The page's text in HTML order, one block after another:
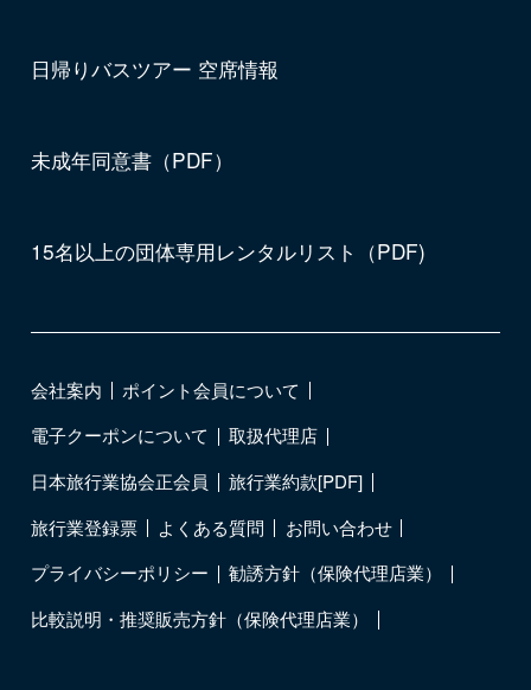
日帰りバスツアー 空席情報
未成年同意書（PDF）
15名以上の団体専用レンタルリスト（PDF)
会社案内
ポイント会員について
電子クーポンについて
取扱代理店
日本旅行業協会正会員
旅行業約款[PDF]
旅行業登録票
よくある質問
お問い合わせ
プライバシーポリシー
勧誘方針（保険代理店業）
比較説明・推奨販売方針（保険代理店業）